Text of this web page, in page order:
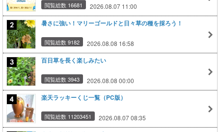
閲覧総数 16681 2026.08.07 11:00
暑さに強い！マリーゴールドと日々草の種を採ろう！
閲覧総数 9182 2026.08.08 16:58
百日草を長く楽しみたい
閲覧総数 3943 2026.08.08 00:00
楽天ラッキーくじ一覧（PC版）
閲覧総数 11203451 2026.08.07 08:35